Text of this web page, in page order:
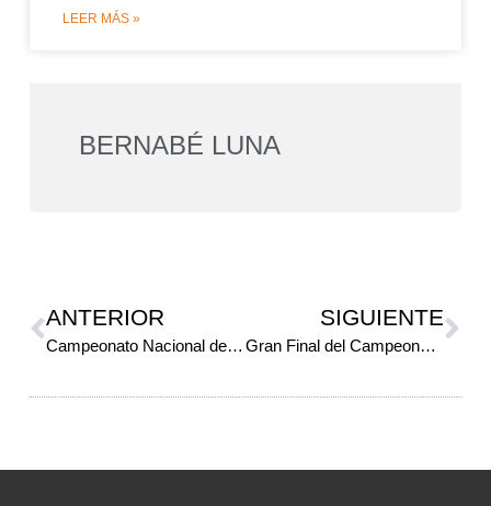
LEER MÁS »
BERNABÉ LUNA
ANTERIOR
Campeonato Nacional de Ruta: Ignacio Sánchez y Lorena Cuello ganaron la 10K Ciudad de San Juan
SIGUIENTE
Gran Final del Campeonato Argentino de Triatlón Corrientes: Emilia Vargas e Isabella Sabio campeonas